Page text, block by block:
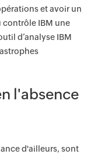
et avoir un
contrôle IBM une
d’analyse IBM
l'absence
d'ailleurs, sont